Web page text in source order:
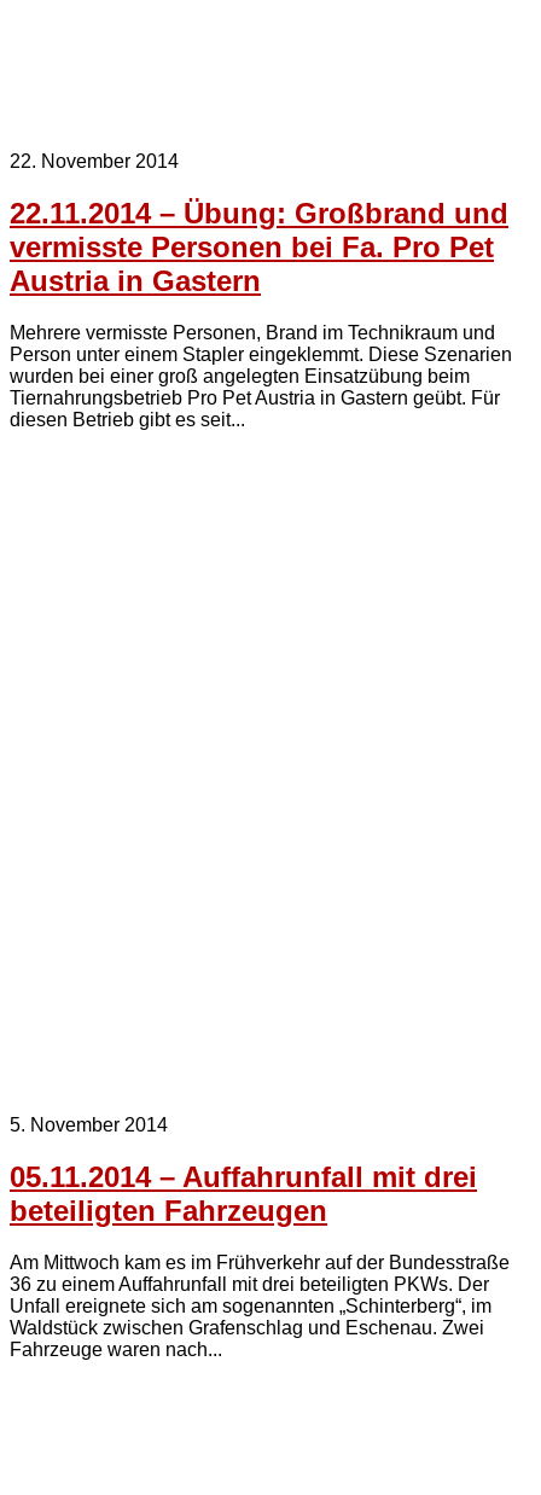
22. November 2014
22.11.2014 – Übung: Großbrand und
vermisste Personen bei Fa. Pro Pet
Austria in Gastern
Mehrere vermisste Personen, Brand im Technikraum und
Person unter einem Stapler eingeklemmt. Diese Szenarien
wurden bei einer groß angelegten Einsatzübung beim
Tiernahrungsbetrieb Pro Pet Austria in Gastern geübt. Für
diesen Betrieb gibt es seit...
5. November 2014
05.11.2014 – Auffahrunfall mit drei
beteiligten Fahrzeugen
Am Mittwoch kam es im Frühverkehr auf der Bundesstraße
36 zu einem Auffahrunfall mit drei beteiligten PKWs. Der
Unfall ereignete sich am sogenannten „Schinterberg“, im
Waldstück zwischen Grafenschlag und Eschenau. Zwei
Fahrzeuge waren nach...